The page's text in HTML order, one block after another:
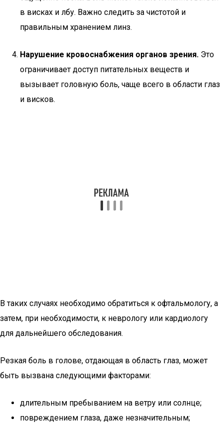
в висках и лбу. Важно следить за чистотой и
правильным хранением линз.
Нарушение кровоснабжения органов зрения. Это
ограничивает доступ питательных веществ и
вызывает головную боль, чаще всего в области глаз
и висков.
В таких случаях необходимо обратиться к офтальмологу, а
затем, при необходимости, к неврологу или кардиологу
для дальнейшего обследования.
Резкая боль в голове, отдающая в область глаз, может
быть вызвана следующими факторами:
длительным пребыванием на ветру или солнце;
повреждением глаза, даже незначительным;